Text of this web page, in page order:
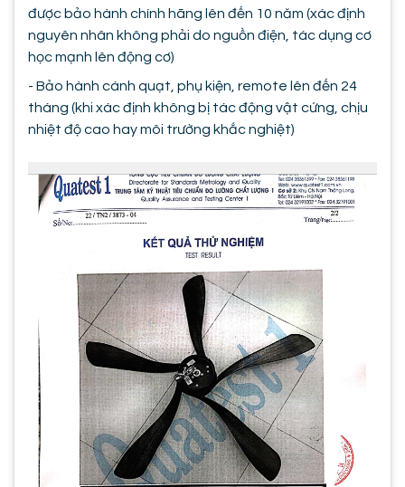
được bảo hành chính hãng lên đến 10 năm (xác định
nguyên nhân không phải do nguồn điện, tác dụng cơ
học mạnh lên động cơ)
- Bảo hành cánh quạt, phụ kiện, remote lên đến 24
tháng (khi xác định không bị tác động vật cứng, chịu
nhiệt độ cao hay môi trường khắc nghiệt)